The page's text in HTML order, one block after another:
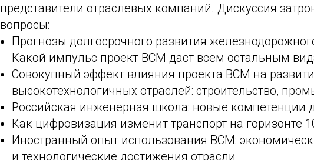
представители отраслевых компаний. Дискуссия
вопросы:
Прогнозы долгосрочного развития
Какой импульс проект ВСМ даст всем остальным
Совокупный эффект влияния проекта ВСМ на
высокотехнологичных отраслей: строительство,
Российская инженерная школа: новые компетенции
Как цифровизация изменит транспорт на горизонте
Иностранный опыт использования ВСМ:
и технологические достижения отрасли